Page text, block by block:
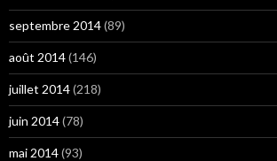
septembre 2014(89)
août 2014(146)
juillet 2014(218)
juin 2014(78)
mai 2014(93)